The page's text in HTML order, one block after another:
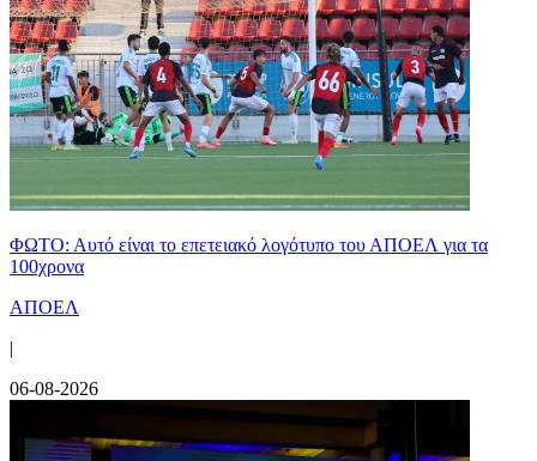
ΦΩΤΟ: Αυτό είναι το επετειακό λογότυπο του ΑΠΟΕΛ για τα
100χρονα
ΑΠΟΕΛ
|
06-08-2026